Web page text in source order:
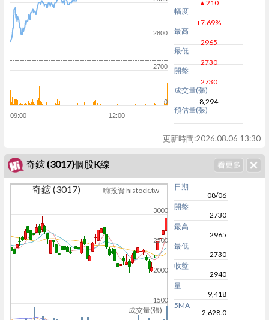
09:00 12:00
2700
2800
0
▲210
幅度
+7.69%
最高
2965
最低
2730
開盤
2730
成交量(張)
8,294
預估量(張)
-
更新時間:2026.08.06 13:30
奇鋐 (3017)個股K線
成交量(張)
奇鋐 (3017) 嗨投資 histock.tw
1500
2000
2500
3000
日期
08/06
開盤
2730
最高
2965
最低
2730
收盤
2940
量
9,418
5MA
2,628.0